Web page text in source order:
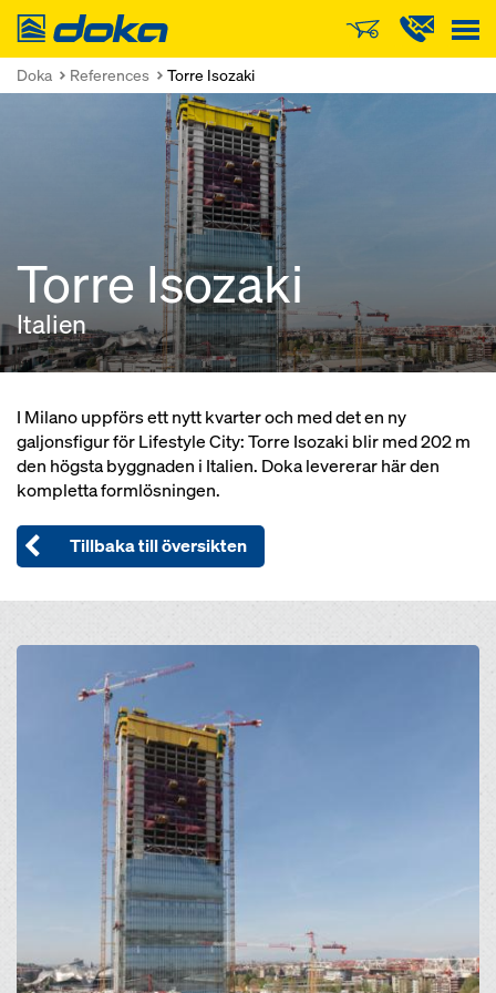
Doka
Doka References Torre Isozaki
Torre Isozaki
Italien
I Milano uppförs ett nytt kvarter och med det en ny
galjonsfigur för Lifestyle City: Torre Isozaki blir med 202 m
den högsta byggnaden i Italien. Doka levererar här den
kompletta formlösningen.
Tillbaka till översikten
Open